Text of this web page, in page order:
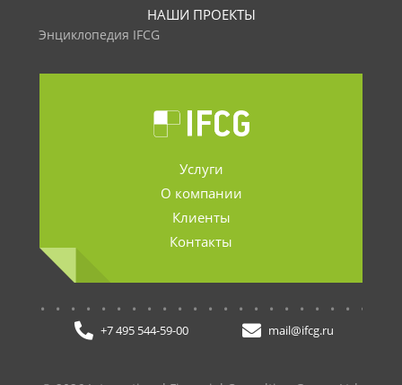
НАШИ ПРОЕКТЫ
Энциклопедия IFCG
Услуги
О компании
Клиенты
Контакты
+7 495 544-59-00 mail@ifcg.ru